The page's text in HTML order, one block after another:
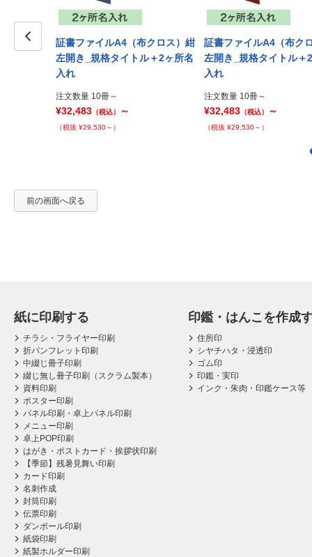
ード調布 証書ファイルA4（布クロス）紺
左開き_規格タイトル＋2ヶ所名
入れ
注文数量 10冊～
¥32,483 （税込） ～
（税抜 ¥29,530～）
証書ファイルA4（布ク
左開き_規格タイトル＋
入れ
注文数量 10冊～
¥32,483 （税込） ～
（税抜 ¥29,530～）
前の画面へ戻る
紙に印刷する
チラシ・フライヤー印刷
折パンフレット印刷
中綴じ冊子印刷
綴じ無し冊子印刷（スクラム製本）
資料印刷
ポスター印刷
パネル印刷・卓上パネル印刷
メニュー印刷
卓上POP印刷
はがき・ポストカード・挨拶状印刷
【季節】残暑見舞い印刷
カード印刷
名刺作成
封筒印刷
伝票印刷
ダンボール印刷
紙袋印刷
紙製ホルダー印刷
印鑑・はんこを作成
住所印
シヤチハタ・浸透印
ゴム印
印鑑・実印
インク・朱肉・印鑑ケース等